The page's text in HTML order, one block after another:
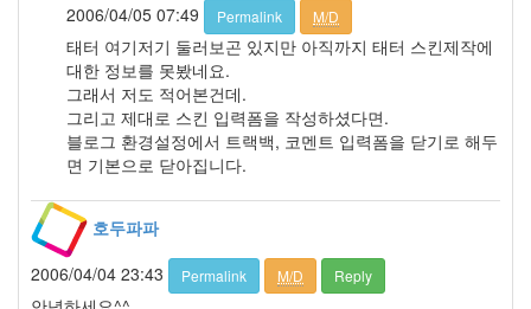
2006/04/05 07:49
Permalink M/D
태터 여기저기 둘러보곤 있지만 아직까지 태터 스킨제작에
대한 정보를 못봤네요.
그래서 저도 적어본건데.
그리고 제대로 스킨 입력폼을 작성하셨다면.
블로그 환경설정에서 트랙백, 코멘트 입력폼을 닫기로 해두
면 기본으로 닫아집니다.
호두파파
2006/04/04 23:43
Permalink M/D Reply
2007
12
2007
3